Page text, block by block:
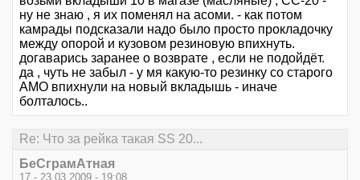
ну не знаю , я их поменял на асоми. - как потом
камрады подсказали надо было просто прокладочку
между опорой и кузовом резиновую впихнуть.
догаварись заранее о возврате , если не подойдёт.
да , чуть не забыл - у мя какую-то резинку со старого
АМО впихнули на новый вкладышь - иначе
болталось..
Re: Что за рейка такая SS 20...
БеСграмАтная
17 - 23.03.2009 - 19:08